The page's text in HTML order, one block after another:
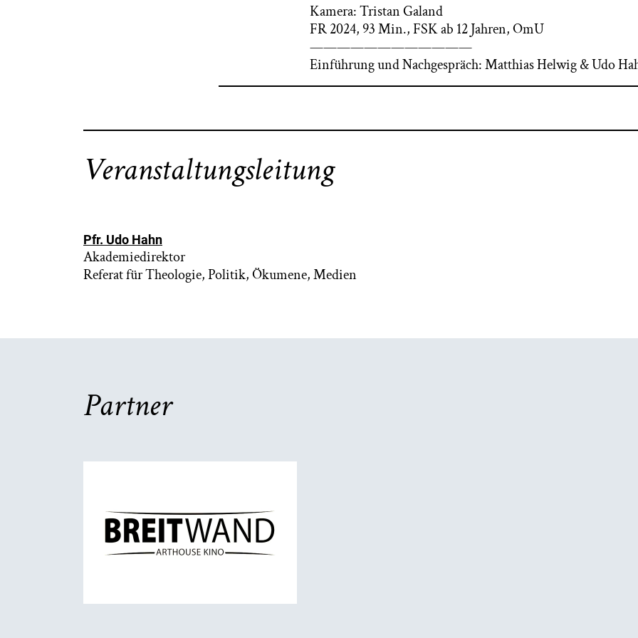
Kamera: Tristan Galand
FR 2024, 93 Min., FSK ab 12 Jahren, OmU
————————————
Einführung und Nachgespräch: Matthias Helwig & Udo
Veranstaltungsleitung
Pfr. Udo Hahn
Akademiedirektor
Referat für Theologie, Politik, Ökumene, Medien
Partner